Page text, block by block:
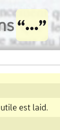
est laid.